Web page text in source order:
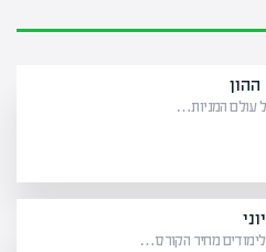
עולם המניות…
לימודים מחיר הקורס…